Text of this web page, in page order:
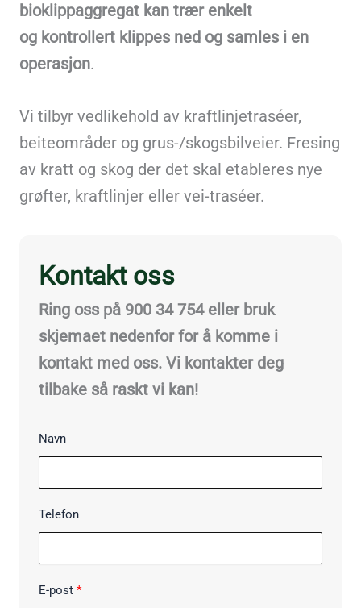
bioklippaggregat kan trær enkelt
og kontrollert klippes ned og samles i en
operasjon.
Vi tilbyr vedlikehold av kraftlinjetraséer,
beiteområder og grus-/skogsbilveier. Fresing
av kratt og skog der det skal etableres nye
grøfter, kraftlinjer eller vei-traséer.
Kontakt oss
Ring oss på 900 34 754 eller bruk
skjemaet nedenfor for å komme i
kontakt med oss. Vi kontakter deg
tilbake så raskt vi kan!
Navn
Telefon
E-post